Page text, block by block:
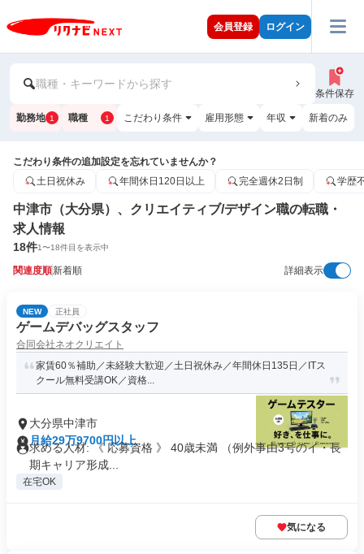
会員登録 ログイン
職種・キーワードから探す
条件保存
勤務地 1 職種 1 こだわり条件 雇用形態 年収 新着のみ
こだわり条件の追加設定を忘れていませんか？
土日祝休み
年間休日120日以上 完全週休2日制 学歴
中津市（大分県）、クリエイティブ/デザイン職の転職・
求人情報
18件1〜18件目を表示中
関連度順新着順 詳細表示
NEW 正社員
ゲームデバッグスタッフ
合同会社ネオクリエイト
家賃60％補助／未経験大歓迎／土日祝休み／年間休日135日／ITス
クール無料受講OK／資格...
大分県中津市
月給29万9700円以上
求める人材: 《 応募資格 》 40歳未満 （例外事由3号のイ・長
期キャリア形成...
在宅OK
気になる